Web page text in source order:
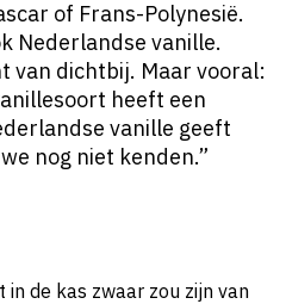
of Frans-Polynesië.
Nederlandse vanille.
van dichtbij. Maar vooral:
heeft een
vanille geeft
nog niet kenden.”
de kas zwaar zou zijn van